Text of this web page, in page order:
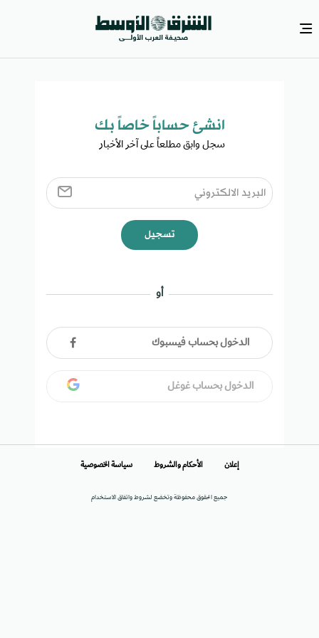
انشئ حساباً خاصاً بك​
سجل وابق مطلعاً على آخر الأخبار ​
تسجيل
أو
الدخول بحساب فيسبوك
الدخول بحساب غوغل
جميع الحقوق محفوظة وتخضع لشروط واتفاق الاستخدام
إعلان الأحكام والشروط سياسة الخصوصية